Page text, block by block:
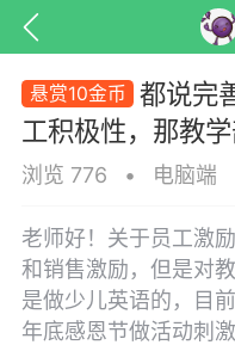
悬赏10金币
都说完
工积极性，那教
浏览 776 • 电脑端
老师好！关于员工激
和销售激励，但是对
是做少儿英语的，目
年底感恩节做活动刺